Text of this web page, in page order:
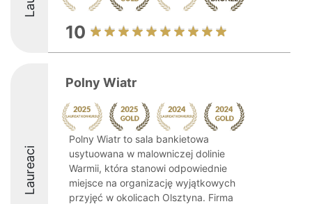
10
Laureaci
Polny Wiatr
Polny Wiatr to sala bankietowa
usytuowana w malowniczej dolinie
Warmii, która stanowi odpowiednie
miejsce na organizację wyjątkowych
przyjęć w okolicach Olsztyna. Firma